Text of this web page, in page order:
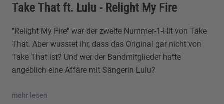
Take That ft. Lulu - Relight My Fire
"Relight My Fire" war der zweite Nummer-1-Hit von Take
That. Aber wusstet ihr, dass das Original gar nicht von
Take That ist? Und wer der Bandmitglieder hatte
angeblich eine Affäre mit Sängerin Lulu?
mehr lesen